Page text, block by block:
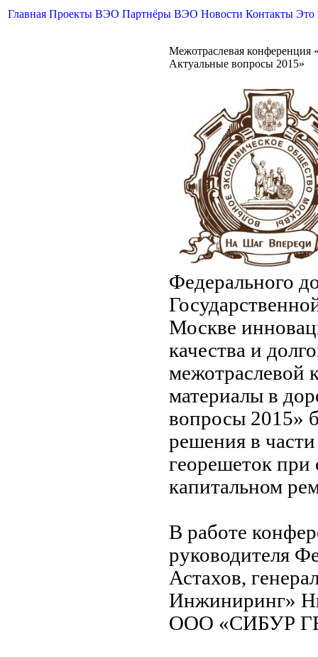
Главная Проекты ВЭО Партнёры ВЭО Новости Контакты Это
Межотраслевая конференция
Актуальные вопросы 2015»
Федерального
Москве
качества и
межотраслевой
материалы в
вопросы 2015»
решения в части
георешеток при
капитальном
В работе
руководителя
Астахов,
Инжиниринг»
ООО «СИБУР